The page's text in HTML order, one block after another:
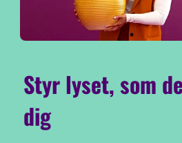
Styr lyset, som
dig